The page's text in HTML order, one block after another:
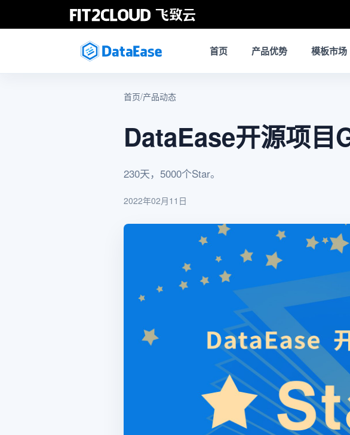
首页 产品优势 模板市场
首页/产品动态
DataEase开源项目
230天，5000个Star。
2022年02月11日